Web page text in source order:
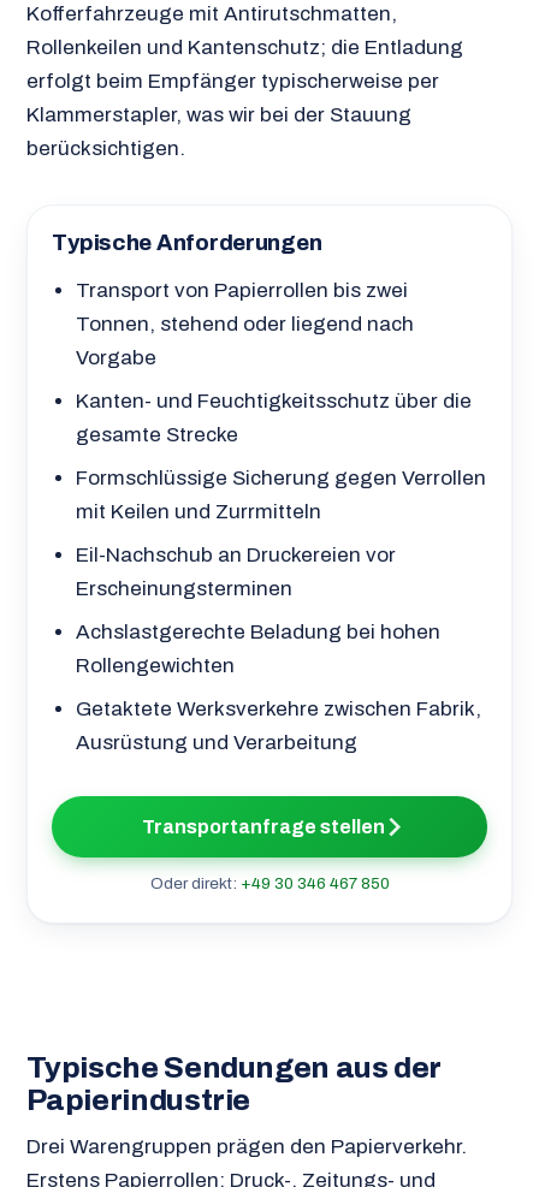
Kofferfahrzeuge mit Antirutschmatten,
Rollenkeilen und Kantenschutz; die Entladung
erfolgt beim Empfänger typischerweise per
Klammerstapler, was wir bei der Stauung
berücksichtigen.
Typische Anforderungen
Transport von Papierrollen bis zwei
Tonnen, stehend oder liegend nach
Vorgabe
Kanten- und Feuchtigkeitsschutz über die
gesamte Strecke
Formschlüssige Sicherung gegen Verrollen
mit Keilen und Zurrmitteln
Eil-Nachschub an Druckereien vor
Erscheinungsterminen
Achslastgerechte Beladung bei hohen
Rollengewichten
Getaktete Werksverkehre zwischen Fabrik,
Ausrüstung und Verarbeitung
Transportanfrage stellen
Oder direkt: +49 30 346 467 850
Typische Sendungen aus der
Papierindustrie
Drei Warengruppen prägen den Papierverkehr.
Erstens Papierrollen: Druck-, Zeitungs- und